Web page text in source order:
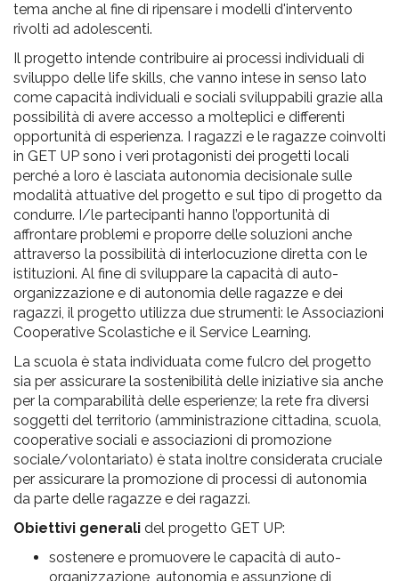
tema anche al fine di ripensare i modelli d'intervento
rivolti ad adolescenti.
Il progetto intende contribuire ai processi individuali di
sviluppo delle life skills, che vanno intese in senso lato
come capacità individuali e sociali sviluppabili grazie alla
possibilità di avere accesso a molteplici e differenti
opportunità di esperienza. I ragazzi e le ragazze coinvolti
in GET UP sono i veri protagonisti dei progetti locali
perché a loro è lasciata autonomia decisionale sulle
modalità attuative del progetto e sul tipo di progetto da
condurre. I/le partecipanti hanno l’opportunità di
affrontare problemi e proporre delle soluzioni anche
attraverso la possibilità di interlocuzione diretta con le
istituzioni. Al fine di sviluppare la capacità di auto-
organizzazione e di autonomia delle ragazze e dei
ragazzi, il progetto utilizza due strumenti: le Associazioni
Cooperative Scolastiche e il Service Learning.
La scuola è stata individuata come fulcro del progetto
sia per assicurare la sostenibilità delle iniziative sia anche
per la comparabilità delle esperienze; la rete fra diversi
soggetti del territorio (amministrazione cittadina, scuola,
cooperative sociali e associazioni di promozione
sociale/volontariato) è stata inoltre considerata cruciale
per assicurare la promozione di processi di autonomia
da parte delle ragazze e dei ragazzi.
Obiettivi generali del progetto GET UP:
sostenere e promuovere le capacità di auto-
organizzazione, autonomia e assunzione di